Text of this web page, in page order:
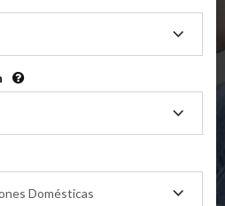
Crianza Compartida)
Domésticas